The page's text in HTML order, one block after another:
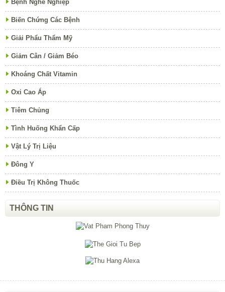
Bệnh Nghề Nghiệp
Biến Chứng Các Bệnh
Giải Phẩu Thẩm Mỹ
Giảm Cân / Giảm Béo
Khoáng Chất Vitamin
Oxi Cao Áp
Tiêm Chủng
Tình Huống Khẩn Cấp
Vật Lý Trị Liệu
Đông Y
Điều Trị Không Thuốc
THÔNG TIN